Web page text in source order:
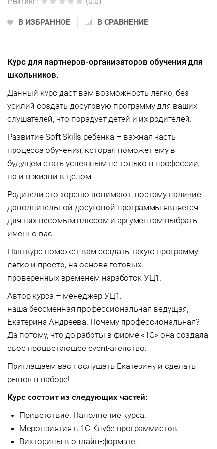
В ИЗБРАННОЕ В СРАВНЕНИЕ
Курс для партнеров-организаторов обучения для
школьников.
Данный курс даст вам возможность легко, без
усилий создать досуговую программу для ваших
слушателей, что порадует детей и их родителей.
Развитие Soft Skills ребенка – важная часть
процесса обучения, которая поможет ему в
будущем стать успешным не только в профессии,
но и в жизни в целом.
Родители это хорошо понимают, поэтому наличие
дополнительной досуговой программы является
для них весомым плюсом и аргументом выбрать
именно вас.
Наш курс поможет вам создать такую программу
легко и просто, на основе готовых,
проверенных временем наработок УЦ1.
Автор курса – менеджер УЦ1,
наша бессменная профессиональная ведущая,
Екатерина Андреева. Почему профессиональная?
Да потому, что до работы в фирме «1С» она создала
свое процветающее event-агенство.
Приглашаем вас послушать Екатерину и сделать
рывок в наборе!
Курс состоит из следующих частей:
Приветствие. Наполнение курса.
Мероприятия в 1С:Клубе программистов.
Викторины в онлайн-формате.